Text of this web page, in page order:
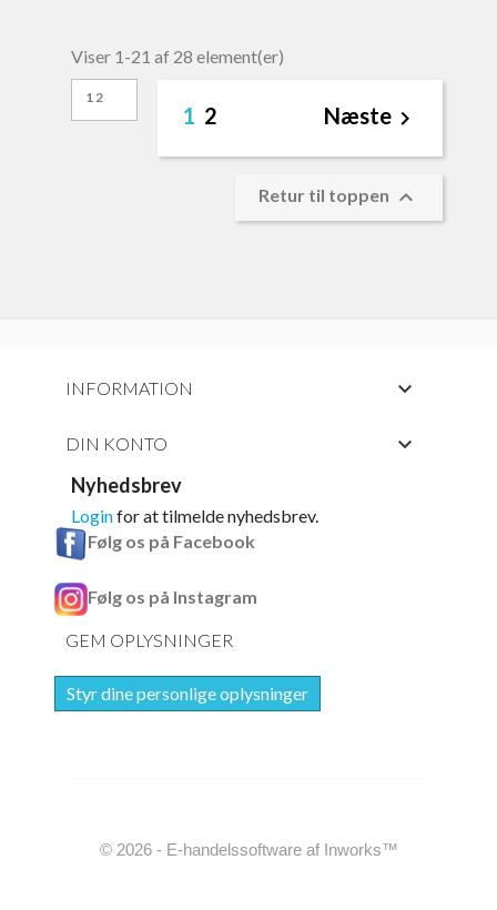
Viser 1-21 af 28 element(er)
12
1 2 Næste 
Retur til toppen 
INFORMATION 
DIN KONTO 
Nyhedsbrev
Loginfor at tilmelde nyhedsbrev.
Følg os på Facebook
Følg os på Instagram
GEM OPLYSNINGER
Styr dine personlige oplysninger
© 2026 - E-handelssoftware af Inworks™